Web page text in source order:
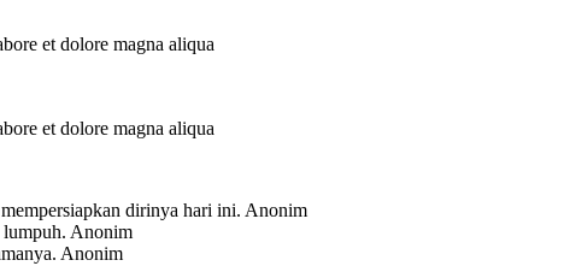
et dolore magna aliqua
et dolore magna aliqua
dirinya hari ini. Anonim
lumpuh. Anonim
Anonim